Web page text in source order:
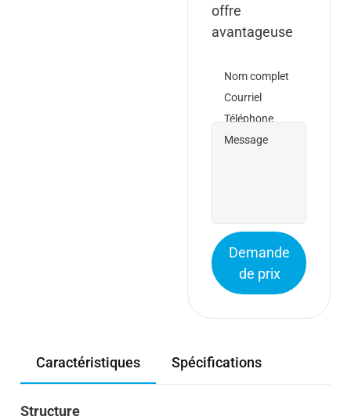
offre
avantageuse
Nom complet
Courriel
Téléphone
Message
Caractéristiques Spécifications
Structure